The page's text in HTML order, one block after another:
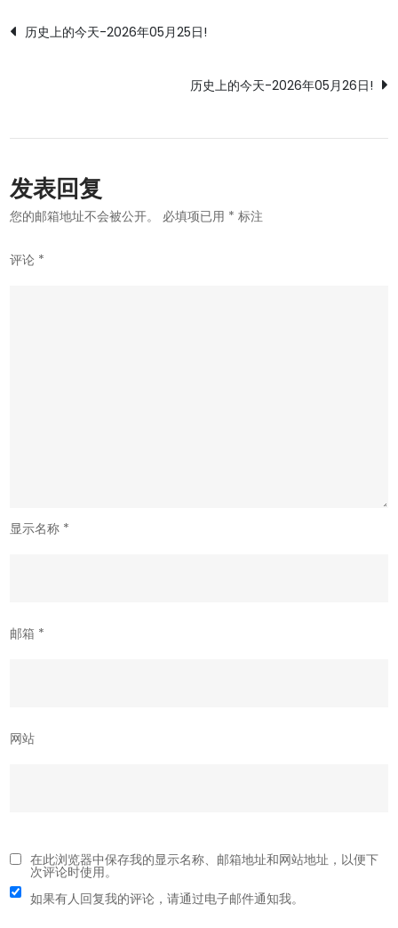
文
导
航
历史上的今天-2026年05月25日!
历史上的今天-2026年05月26日!
发表回复
您的邮箱地址不会被公开。 必填项已用 * 标注
评论 *
显示名称 *
邮箱 *
网站
在此浏览器中保存我的显示名称、邮箱地址和网站地址，以便下
次评论时使用。
如果有人回复我的评论，请通过电子邮件通知我。